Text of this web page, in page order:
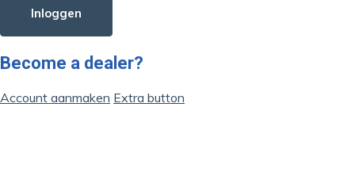
Inloggen
Become a dealer?
Account aanmaken Extra button